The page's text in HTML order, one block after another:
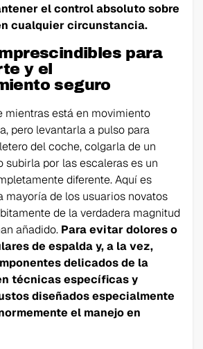
el control absoluto sobre
cualquier circunstancia.
para
y el
seguro
mientras está en movimiento
pero levantarla a pulso para
del coche, colgarla de un
subirla por las escaleras es un
diferente. Aquí es
mayoría de los usuarios novatos
de la verdadera magnitud
añadido. Para evitar dolores o
de espalda y, a la vez,
delicados de la
técnicas específicas y
diseñados especialmente
el manejo en